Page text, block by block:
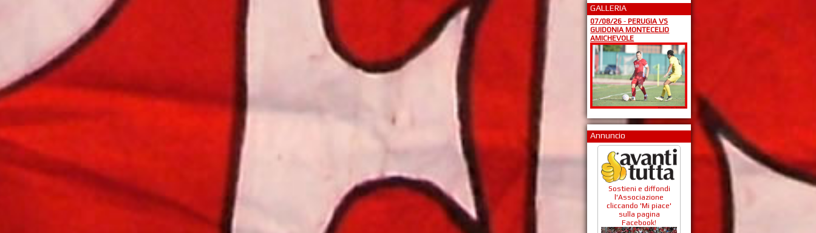
GALLERIA
07/08/26 - PERUGIA VS
GUIDONIA MONTECELIO
AMICHEVOLE
Annuncio
Sostieni e diffondi
l'Associazione
cliccando 'Mi piace'
sulla pagina
Facebook!